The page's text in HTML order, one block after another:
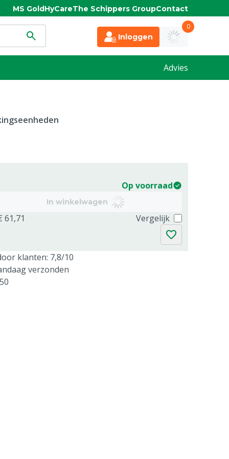
MS GoldHyCareThe Schippers GroupContact
Inloggen
0
Advies
Op voorraad
In winkelwagen
61,71 Vergelijk
klanten: 7,8/10
verzonden